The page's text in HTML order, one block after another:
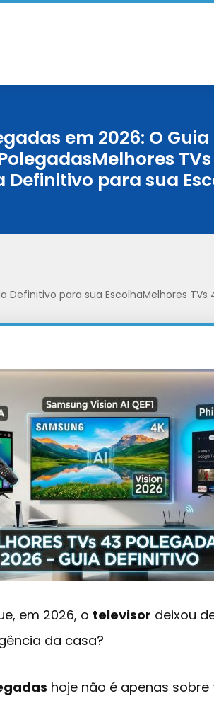
em 2026: O
Definitivo para sua
Definitivo para sua EscolhaMelhores TVs
em 2026, o televisor deixou
da casa?
hoje não é apenas